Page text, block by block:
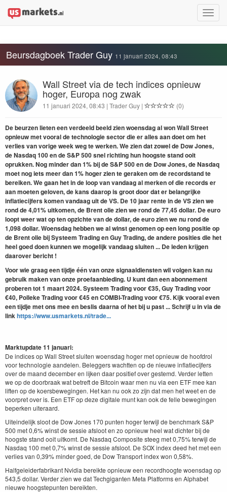
Toggle
Beursdagboek Trader Guy 11 januari 2024, 08:43
Wall Street via de tech indices opnieuw
hoger, Europa nog zwak
11 januari 2024, 08:43 | Trader Guy | (0)
De beurzen lieten een verdeeld beeld zien woensdag al won Wall Street
opnieuw met vooral de technologie sector die er alles aan doet om het
verlies van vorige week weg te werken. We zien dat zowel de Dow Jones,
de Nasdaq 100 en de S&P 500 snel richting hun hoogste stand ooit
oprukken. Nog minder dan 1% bij de S&P 500 en de Dow Jones, de Nasdaq
moet nog iets meer dan 1% hoger zien te geraken om de recordstand te
bereiken. We gaan het in de loop van vandaag al merken of die records er
aan moeten geloven, de kans daarop is groot door dat er belangrijke
inflatiecijfers komen vandaag uit de VS. De 10 jaar rente in de VS zien we
rond de 4,01% uitkomen, de Brent olie zien we rond de 77,45 dollar. De euro
loopt weer wat op ten opzichte van de dollar, de euro zien we nu rond de
1,098 dollar. Woensdag hebben we al winst genomen op een long positie op
de Brent olie bij Systeem Trading en Guy Trading, de andere posities die het
heel goed doen kunnen we mogelijk vandaag sluiten ... De leden krijgen
daarover bericht !
Voor wie graag een tijdje één van onze signaaldiensten wil volgen kan nu
gebruik maken van onze proefaanbieding. U kunt dan een abonnement
proberen tot 1 maart 2024. Systeem Trading voor €35, Guy Trading voor
€40, Polleke Trading voor €45 en COMBI-Trading voor €75. Kijk vooral even
een tijdje met ons mee en beslis daarna of het bij u past ... Schrijf u in via de
linkhttps://www.usmarkets.nl/trade...
Marktupdate 11 januari:
De indices op Wall Street sluiten woensdag hoger met opnieuw de hoofdrol
voor technologie aandelen. Beleggers wachtten op de nieuwe inflatiecijfers
over de maand december en lijken daar positief over gestemd. Verder letten
we op de doorbraak wat betreft de Bitcoin waar men nu via een ETF mee kan
liften op de koersbewegingen. Het kan nu ook zo zijn dat men het weet en de
voorpret over is. Een ETF op deze digitale munt kan ook de felle bewegingen
beperken uiteraard.
Uiteindelijk sloot de Dow Jones 170 punten hoger terwijl de benchmark S&P
500 met 0,6% winst de sessie afsloot en zo opnieuw heel wat dichter bij de
hoogste stand ooit uitkomt. De Nasdaq Composite steeg met 0,75% terwijl de
Nasdaq 100 met 0,7% winst de sessie afsloot. De SOX index deed het met een
verlies van 0,39% minder goed, de Dow Transport index won 0,58%.
Halfgeleiderfabrikant Nvidia bereikte opnieuw een recordhoogte woensdag op
543,5 dollar. Verder zien we dat Techgiganten Meta Platforms en Alphabet
nieuwe hoogstepunten bereikten.